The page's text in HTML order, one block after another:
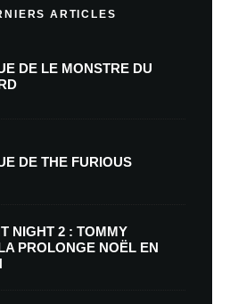
ARTICLES
DE LE MONSTRE DU
DE THE FURIOUS
NIGHT 2 : TOMMY
PROLONGE NOËL EN